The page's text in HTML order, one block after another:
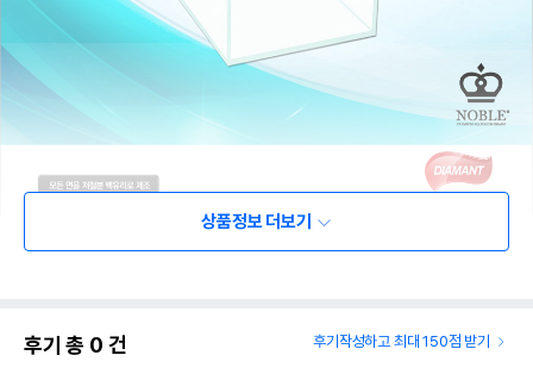
상품정보 더보기
후기 총 0 건 후기작성하고 최대 150점 받기